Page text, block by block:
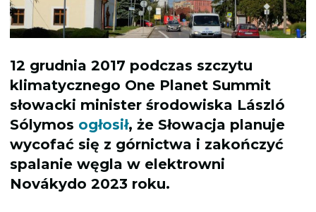
12 grudnia 2017 podczas szczytu
klimatycznego One Planet Summit
słowacki minister środowiska László
Sólymos ogłosił, że Słowacja planuje
wycofać się z górnictwa i zakończyć
spalanie węgla w elektrowni
Novákydo 2023 roku.